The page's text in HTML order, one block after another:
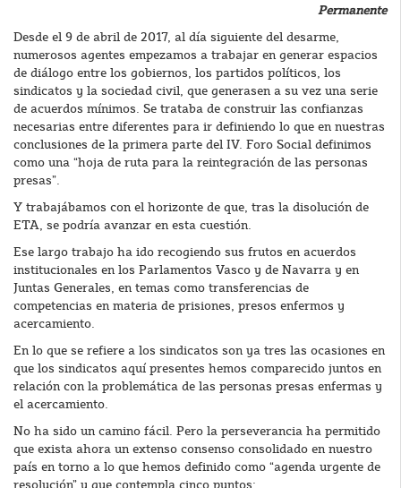
Permanente
Desde el 9 de abril de 2017, al día siguiente del desarme,
numerosos agentes empezamos a trabajar en generar espacios
de diálogo entre los gobiernos, los partidos políticos, los
sindicatos y la sociedad civil, que generasen a su vez una serie
de acuerdos mínimos. Se trataba de construir las confianzas
necesarias entre diferentes para ir definiendo lo que en nuestras
conclusiones de la primera parte del IV. Foro Social definimos
como una “hoja de ruta para la reintegración de las personas
presas”.
Y trabajábamos con el horizonte de que, tras la disolución de
ETA, se podría avanzar en esta cuestión.
Ese largo trabajo ha ido recogiendo sus frutos en acuerdos
institucionales en los Parlamentos Vasco y de Navarra y en
Juntas Generales, en temas como transferencias de
competencias en materia de prisiones, presos enfermos y
acercamiento.
En lo que se refiere a los sindicatos son ya tres las ocasiones en
que los sindicatos aquí presentes hemos comparecido juntos en
relación con la problemática de las personas presas enfermas y
el acercamiento.
No ha sido un camino fácil. Pero la perseverancia ha permitido
que exista ahora un extenso consenso consolidado en nuestro
país en torno a lo que hemos definido como “agenda urgente de